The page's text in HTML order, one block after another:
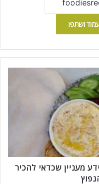
ושתפו
מעניין שכדאי להכיר